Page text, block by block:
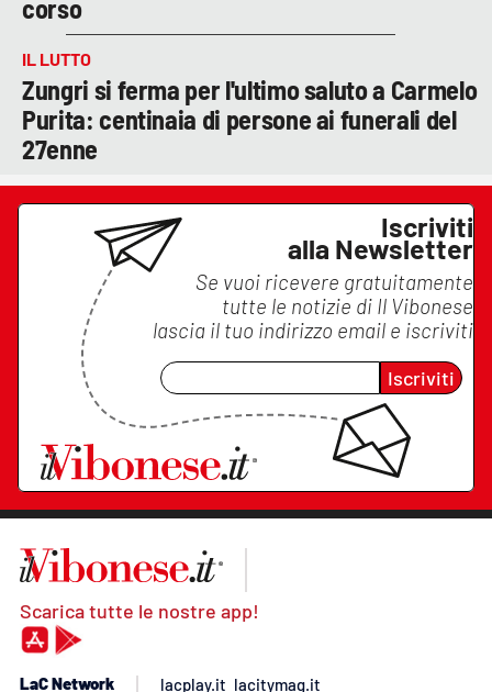
corso
IL LUTTO
Zungri si ferma per l'ultimo saluto a Carmelo
Purita: centinaia di persone ai funerali del
27enne
Iscriviti
alla Newsletter
Se vuoi ricevere gratuitamente
tutte le notizie di Il Vibonese
lascia il tuo indirizzo email e iscriviti
Iscriviti
Scarica tutte le nostre app!
LaC Network lacplay.it lacitymag.it